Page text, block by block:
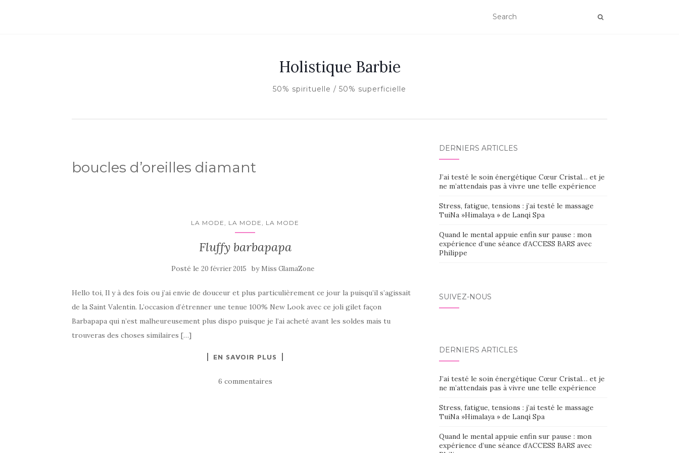
Holistique Barbie
50% spirituelle / 50% superficielle
boucles d’oreilles diamant
LA MODE, LA MODE, LA MODE
Fluffy barbapapa
Posté le 20 février 2015 by Miss GlamaZone
Hello toi, Il y à des fois ou j’ai envie de douceur et plus particulièrement ce jour la puisqu’il s’agissait
de la Saint Valentin. L’occasion d’étrenner une tenue 100% New Look avec ce joli gilet façon
Barbapapa qui n’est malheureusement plus dispo puisque je l’ai acheté avant les soldes mais tu
trouveras des choses similaires […]
EN SAVOIR PLUS
6 commentaires
DERNIERS ARTICLES
J’ai testé le soin énergétique Cœur Cristal… et je
ne m’attendais pas à vivre une telle expérience
Stress, fatigue, tensions : j’ai testé le massage
TuiNa »Himalaya » de Lanqi Spa
Quand le mental appuie enfin sur pause : mon
expérience d’une séance d’ACCESS BARS avec
Philippe
SUIVEZ-NOUS
DERNIERS ARTICLES
J’ai testé le soin énergétique Cœur Cristal… et je
ne m’attendais pas à vivre une telle expérience
Stress, fatigue, tensions : j’ai testé le massage
TuiNa »Himalaya » de Lanqi Spa
Quand le mental appuie enfin sur pause : mon
expérience d’une séance d’ACCESS BARS avec